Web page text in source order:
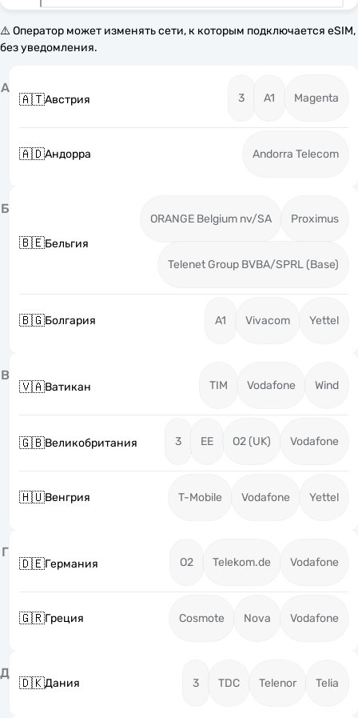
⚠️ Оператор может изменять сети, к которым подключается eSIM,
без уведомления.
А
🇦🇹Австрия 3 A1 Magenta
🇦🇩Андорра Andorra Telecom
Б
🇧🇪Бельгия
ORANGE Belgium nv/SA Proximus
Telenet Group BVBA/SPRL (Base)
🇧🇬Болгария A1 Vivacom Yettel
В
🇻🇦Ватикан TIM Vodafone Wind
🇬🇧Великобритания 3 EE O2 (UK) Vodafone
🇭🇺Венгрия T-Mobile Vodafone Yettel
Г
🇩🇪Германия O2 Telekom.de Vodafone
🇬🇷Греция Cosmote Nova Vodafone
Д
🇩🇰Дания 3 TDC Telenor Telia